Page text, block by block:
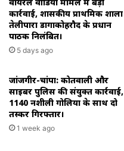
कार्रवाई, शासकीय प्राथमिक शाला
तेलीपारा डोंगाकोहरौद के प्रधान
पाठक निलंबित।
5 days ago
जांजगीर-चांपा: कोतवाली और
साइबर पुलिस की संयुक्त कार्रवाई,
1140 नशीली गोलियों के साथ दो
तस्कर गिरफ्तार।
1 week ago